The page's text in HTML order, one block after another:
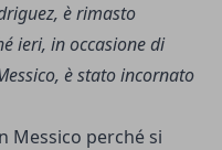
è rimasto
ieri, in occasione di
è stato incornato
Messico perché si